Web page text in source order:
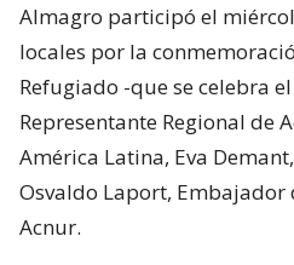
Almagro participó el
locales por la
Refugiado -que se celebra
Representante Regional de
América Latina, Eva
Osvaldo Laport, Embajador
Acnur.